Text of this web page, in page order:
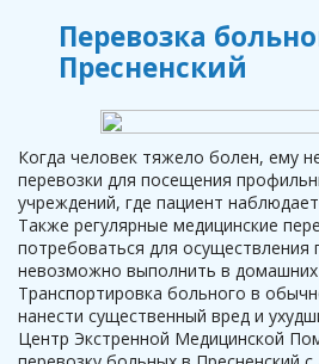
Перевозка
Пресненский
Когда человек тяжело болен, ему
перевозки для посещения
учреждений, где пациент
Также регулярные медицинские
потребоваться для осуществления
невозможно выполнить в домашних
Транспортировка больного в
нанести существенный вред и
Центр Экстренной Медицинской